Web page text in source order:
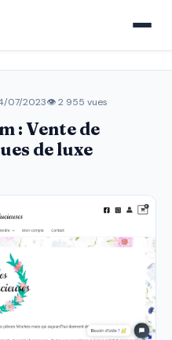
07/2023👁 2 955 vues
: Vente de
de luxe